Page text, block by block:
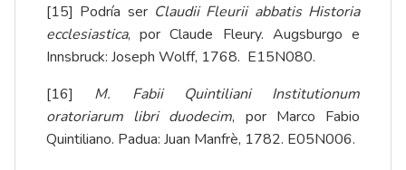
[15] Podría ser Claudii Fleurii abbatis Historia
ecclesiastica, por Claude Fleury. Augsburgo e
Innsbruck: Joseph Wolff, 1768. E15N080.
[16]
M. Fabii Quintiliani Institutionum
oratoriarum libri duodecim, por Marco Fabio
Quintiliano. Padua: Juan Manfrè, 1782. E05N006.